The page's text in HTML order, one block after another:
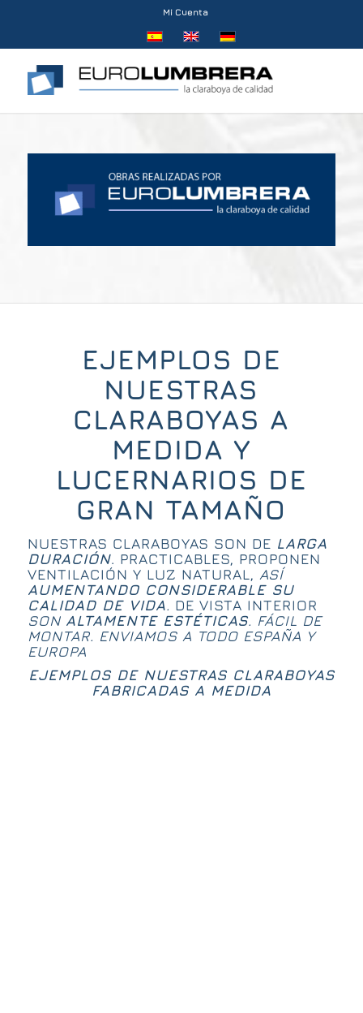
Mi Cuenta
EJEMPLOS DE
NUESTRAS
CLARABOYAS A
MEDIDA Y
LUCERNARIOS DE
GRAN TAMAÑO
NUESTRAS CLARABOYAS SON DE LARGA
DURACIÓN. PRACTICABLES, PROPONEN
VENTILACIÓN Y LUZ NATURAL, ASÍ
AUMENTANDO CONSIDERABLE SU
CALIDAD DE VIDA. DE VISTA INTERIOR
SON ALTAMENTE ESTÉTICAS. FÁCIL DE
MONTAR. ENVIAMOS A TODO ESPAÑA Y
EUROPA
EJEMPLOS DE NUESTRAS CLARABOYAS
FABRICADAS A MEDIDA